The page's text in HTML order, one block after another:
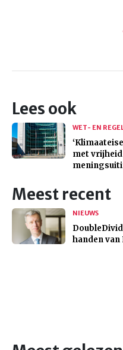
Lees ook
WET- EN
met
Meest recent
NIEUWS
handen